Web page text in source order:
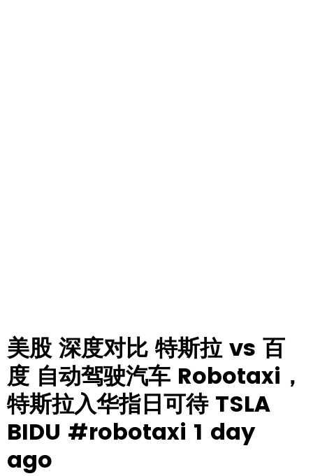
美股 深度对比 特斯拉 vs 百
度 自动驾驶汽车 Robotaxi，
特斯拉入华指日可待 TSLA
BIDU #robotaxi 1 day
ago